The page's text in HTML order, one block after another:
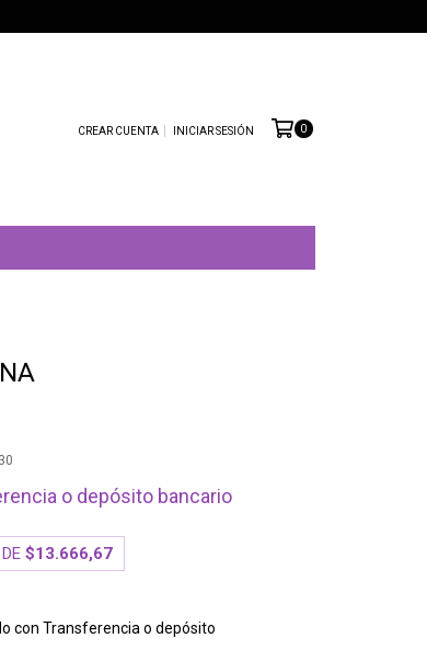
CREAR CUENTA INICIAR SESIÓN 0
o depósito bancario
DE$13.666,67
con Transferencia o depósito